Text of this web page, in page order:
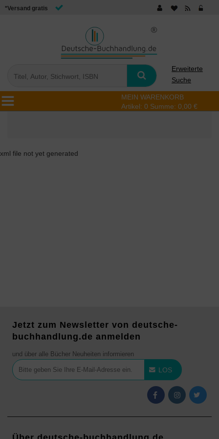
*Versand gratis
Erweiterte
Suche
MEIN WARENKORB
Artikel: 0 Summe: 0,00 €
xml file not yet generated
Jetzt zum Newsletter von deutsche-
buchhandlung.de anmelden
und über alle Bücher Neuheiten informieren
LOS